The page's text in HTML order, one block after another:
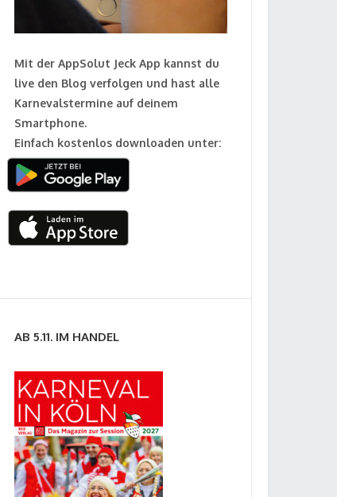
Mit der AppSolut Jeck App kannst du
live den Blog verfolgen und hast alle
Karnevalstermine auf deinem
Smartphone.
Einfach kostenlos downloaden unter:
AB 5.11. IM HANDEL